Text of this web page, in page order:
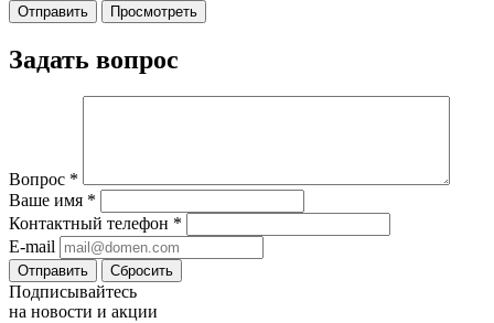
Задать вопрос
Вопрос *
Ваше имя *
Контактный телефон *
E-mail
Отправить Сбросить
Подписывайтесь
на новости и акции